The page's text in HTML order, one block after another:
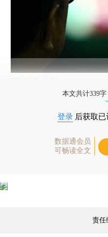
本文共计339
登录 后获取
数据通会员
可畅读全文
责任